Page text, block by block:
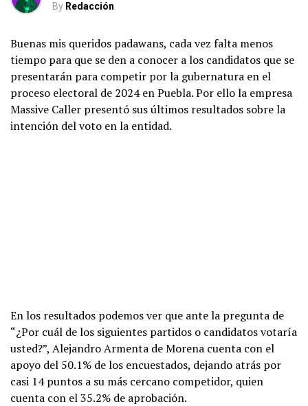
By Redacción
Buenas mis queridos padawans, cada vez falta menos
tiempo para que se den a conocer a los candidatos que se
presentarán para competir por la gubernatura en el
proceso electoral de 2024 en Puebla. Por ello la empresa
Massive Caller presentó sus últimos resultados sobre la
intención del voto en la entidad.
En los resultados podemos ver que ante la pregunta de
“¿Por cuál de los siguientes partidos o candidatos votaría
usted?”, Alejandro Armenta de Morena cuenta con el
apoyo del 50.1% de los encuestados, dejando atrás por
casi 14 puntos a su más cercano competidor, quien
cuenta con el 35.2% de aprobación.